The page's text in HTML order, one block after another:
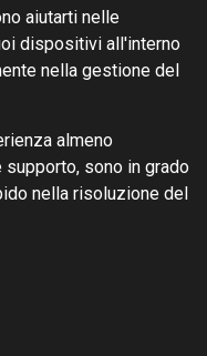
aiutarti nelle
dispositivi all'interno
nella gestione del
almeno
sono in grado
nella risoluzione del